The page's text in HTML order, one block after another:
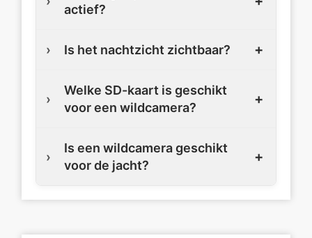
actief?
Is het nachtzicht zichtbaar?
Welke SD-kaart is geschikt
voor een wildcamera?
Is een wildcamera geschikt
voor de jacht?